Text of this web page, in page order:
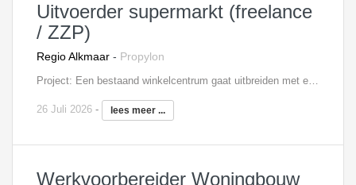
Uitvoerder supermarkt (freelance
/ ZZP)
Regio Alkmaar - Propylon
Project: Een bestaand winkelcentrum gaat uitbreiden met een supermarkt. De hal wordt geïntegreerd aan het winkelcentrum. Omvang is ruim 10 miljoen euro. De uitvoerder is op de bouwplaats hét aanspreekpunt voor alle betrokken partijen op de bouw. Zo stuur je onderaannemers aan, heb je regelmatig overleg met de projectleider, verdeel je de werkzaamheden over de ploegen en geef je leiding aan de vaklieden/onderaannemers. Verder ben je verantwoordelijk voor het afroepen van materieel en materialen, de algehele voortgang en planningen, het signaleren van meer- en minderwerk en de volledige personeelsinzet.
26 Juli 2026 - lees meer ...
Werkvoorbereider Woningbouw